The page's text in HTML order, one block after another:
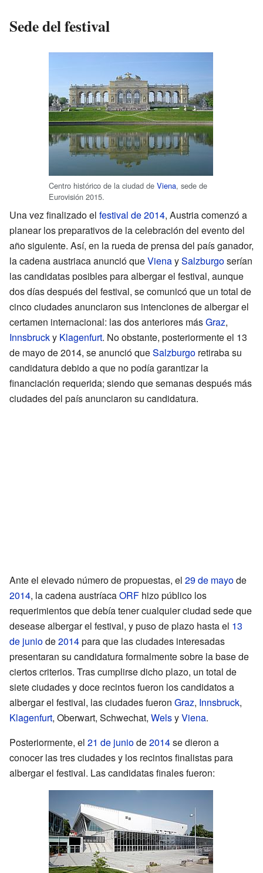
Sede del festival
Centro histórico de la ciudad de Viena, sede de
Eurovisión 2015.
Una vez finalizado el festival de 2014, Austria comenzó a
planear los preparativos de la celebración del evento del
año siguiente. Así, en la rueda de prensa del país ganador,
la cadena austriaca anunció queVienaySalzburgoserían
las candidatas posibles para albergar el festival, aunque
dos días después del festival, se comunicó que un total de
cinco ciudades anunciaron sus intenciones de albergar el
certamen internacional: las dos anteriores másGraz,
Innsbrucky Klagenfurt. No obstante, posteriormente el 13
de mayo de 2014, se anunció queSalzburgo retiraba su
candidatura debido a que no podía garantizar la
financiación requerida; siendo que semanas después más
ciudades del país anunciaron su candidatura.
Ante el elevado número de propuestas, el 29 de mayode
2014, la cadena austríacaORF hizo público los
requerimientos que debía tener cualquier ciudad sede que
desease albergar el festival, y puso de plazo hasta el 13
de juniode2014para que las ciudades interesadas
presentaran su candidatura formalmente sobre la base de
ciertos criterios. Tras cumplirse dicho plazo, un total de
siete ciudades y doce recintos fueron los candidatos a
albergar el festival, las ciudades fueron Graz, Innsbruck,
Klagenfurt, Oberwart, Schwechat, WelsyViena.
Posteriormente, el 21 de juniode2014se dieron a
conocer las tres ciudades y los recintos finalistas para
albergar el festival. Las candidatas finales fueron: